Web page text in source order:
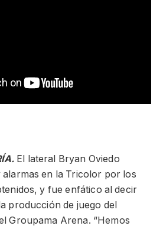
El lateral Bryan Oviedo
en la Tricolor por los
y fue enfático al decir
producción de juego del
Groupama Arena. “Hemos